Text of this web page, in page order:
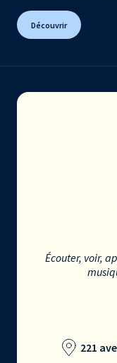
Découvrir
Écouter, voir,
221